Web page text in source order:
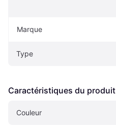
Marque
Type
Caractéristiques du produit
Couleur